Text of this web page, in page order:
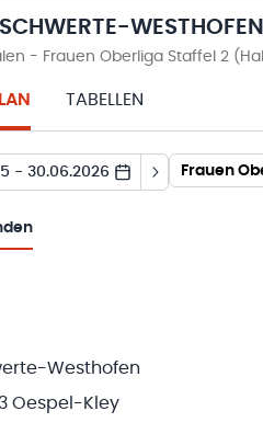
WESTHOFEN
- Frauen Oberliga Staffel 2
TABELLEN
- 30.06.2026 Frauen
Westhofen
Oespel-Kley